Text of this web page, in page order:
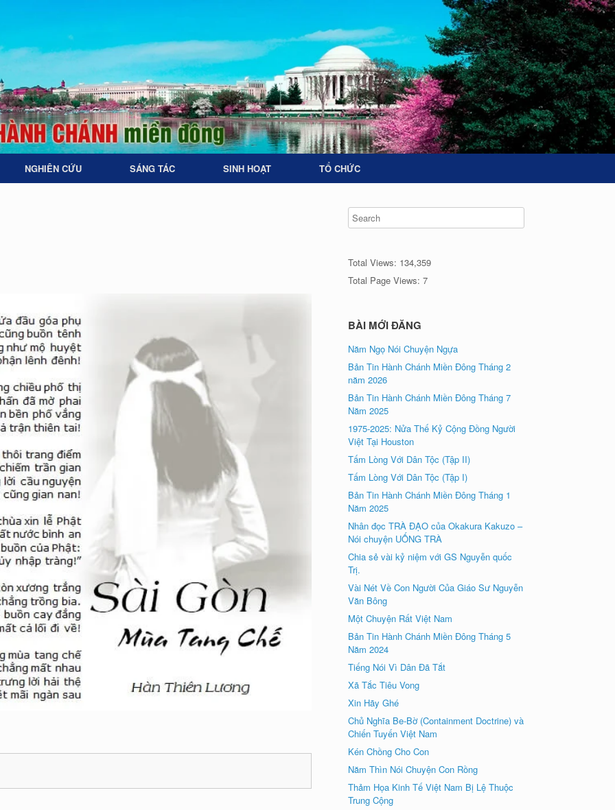
NGHIÊN CỨU SÁNG TÁC SINH HOẠT TỔ CHỨC
Total Views: 134,359
Total Page Views:7
BÀI MỚI ĐĂNG
Năm Ngọ Nói Chuyện Ngựa
Bản Tin Hành Chánh Miền Đông Tháng 2
năm 2026
Bản Tin Hành Chánh Miền Đông Tháng 7
Năm 2025
1975-2025: Nửa Thế Kỷ Cộng Đồng Người
Việt Tại Houston
Tấm Lòng Với Dân Tộc (Tập II)
Tấm Lòng Với Dân Tộc (Tập I)
Bản Tin Hành Chánh Miền Đông Tháng 1
Năm 2025
Nhân đọc TRÀ ÐẠO của Okakura Kakuzo –
Nói chuyện UỐNG TRÀ
Chia sẻ vài kỷ niệm với GS Nguyễn quốc
Trị.
Vài Nét Về Con Người Của Giáo Sư Nguyễn
Văn Bông
Một Chuyện Rất Việt Nam
Bản Tin Hành Chánh Miền Đông Tháng 5
Năm 2024
Tiếng Nói Vì Dân Đã Tắt
Xã Tắc Tiêu Vong
Xin Hãy Ghé
Chủ Nghĩa Be-Bờ (Containment Doctrine) và
Chiến Tuyến Việt Nam
Kén Chồng Cho Con
Năm Thìn Nói Chuyện Con Rồng
Thảm Họa Kinh Tế Việt Nam Bị Lệ Thuộc
Trung Cộng